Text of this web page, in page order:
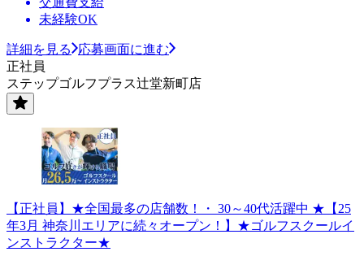
未経験OK
詳細を見る
応募画面に進む
正社員
ステップゴルフプラス辻堂新町店
【正社員】★全国最多の店舗数！・ 30～40代活躍中 ★【25
年3月 神奈川エリアに続々オープン！】★ゴルフスクールイ
ンストラクター★